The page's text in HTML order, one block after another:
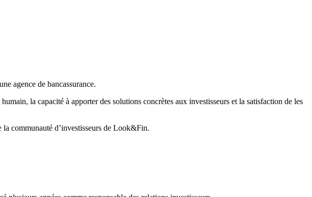
agence de bancassurance.
la capacité à apporter des solutions concrètes aux investisseurs et la satisfaction de les
communauté d’investisseurs de Look&Fin.